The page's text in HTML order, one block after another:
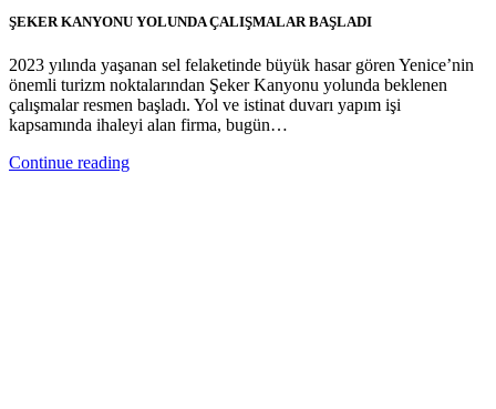
ŞEKER KANYONU YOLUNDA ÇALIŞMALAR BAŞLADI
2023 yılında yaşanan sel felaketinde büyük hasar gören Yenice’nin
önemli turizm noktalarından Şeker Kanyonu yolunda beklenen
çalışmalar resmen başladı. Yol ve istinat duvarı yapım işi
kapsamında ihaleyi alan firma, bugün…
Continue reading